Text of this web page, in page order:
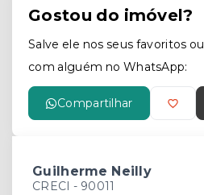
Gostou do imóvel?
Salve ele nos seus favoritos
com alguém no WhatsApp:
Compartilhar
Guilherme Neilly
CRECI - 90011